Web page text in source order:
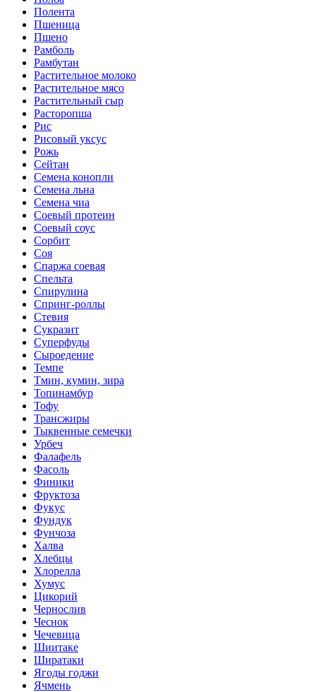
Полента
Пшеница
Пшено
Рамболь
Рамбутан
Растительное молоко
Растительное мясо
Растительный сыр
Расторопша
Рис
Рисовый уксус
Рожь
Сейтан
Семена конопли
Семена льна
Семена чиа
Соевый протеин
Соевый соус
Сорбит
Соя
Спаржа соевая
Спельта
Спирулина
Спринг-роллы
Стевия
Сукразит
Суперфуды
Сыроедение
Темпе
Тмин, кумин, зира
Топинамбур
Тофу
Трансжиры
Тыквенные семечки
Урбеч
Фалафель
Фасоль
Финики
Фруктоза
Фукус
Фундук
Фунчоза
Халва
Хлебцы
Хлорелла
Хумус
Цикорий
Чернослив
Чеснок
Чечевица
Шиитаке
Ширатаки
Ягоды годжи
Ячмень